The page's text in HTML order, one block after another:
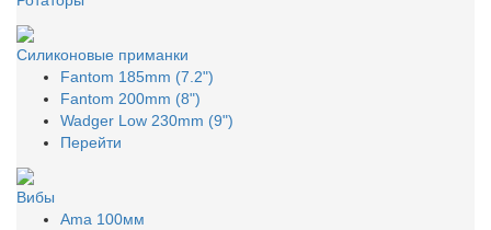
Силиконовые приманки
Fantom 185mm (7.2")
Fantom 200mm (8")
Wadger Low 230mm (9")
Перейти
Вибы
Ama 100мм